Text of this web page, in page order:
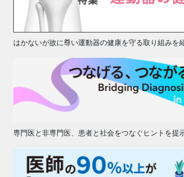
はかないが故に尊い運動器の健康を守る取り組みを
専門医と非専門医、患者と社会をつなぐヒントを提